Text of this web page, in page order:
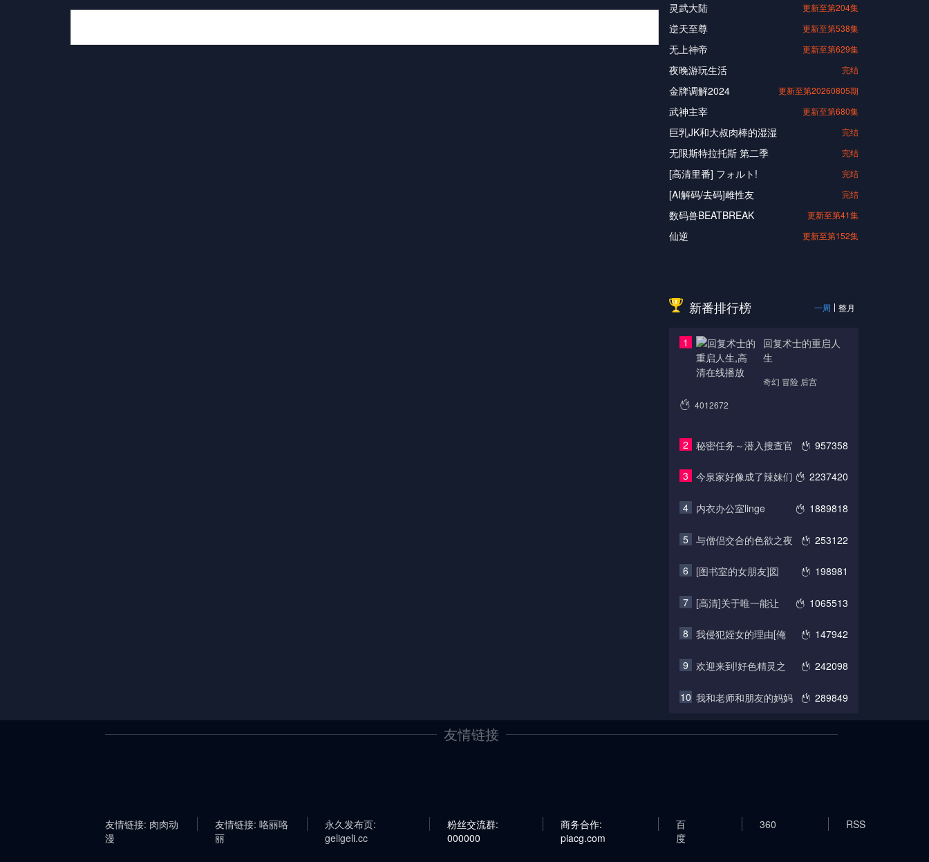
灵武大陆 更新至第204集
逆天至尊 更新至第538集
无上神帝 更新至第629集
夜晚游玩生活 完结
金牌调解2024 更新至第20260805期
武神主宰 更新至第680集
巨乳JK和大叔肉棒的湿湿 完结
无限斯特拉托斯 第二季 完结
[高清里番] フォルト! 完结
[AI解码/去码]雌性友 完结
数码兽BEATBREAK 更新至第41集
仙逆 更新至第152集
新番排行榜 一周 整月
1
回复术士的重启人
生
奇幻 冒险 后宫
4012672
2 957358
秘密任务～潜入搜查官
3 2237420
今泉家好像成了辣妹们
4 1889818
内衣办公室linge
5 253122
与僧侣交合的色欲之夜
6 198981
[图书室的女朋友]図
7 1065513
[高清]关于唯一能让
8 147942
我侵犯姪女的理由[俺
9 242098
欢迎来到!好色精灵之
10 289849
我和老师和朋友的妈妈
友情链接
友情链接: 肉肉动
漫
友情链接: 咯丽咯
丽
永久发布页:
geligeli.cc
粉丝交流群:
000000
商务合作:
piacg.com
百
度
360 RSS